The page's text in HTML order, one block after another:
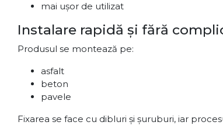
mai ușor de utilizat
Instalare rapidă și fără
Produsul se montează pe:
asfalt
beton
pavele
Fixarea se face cu dibluri și șuruburi, iar